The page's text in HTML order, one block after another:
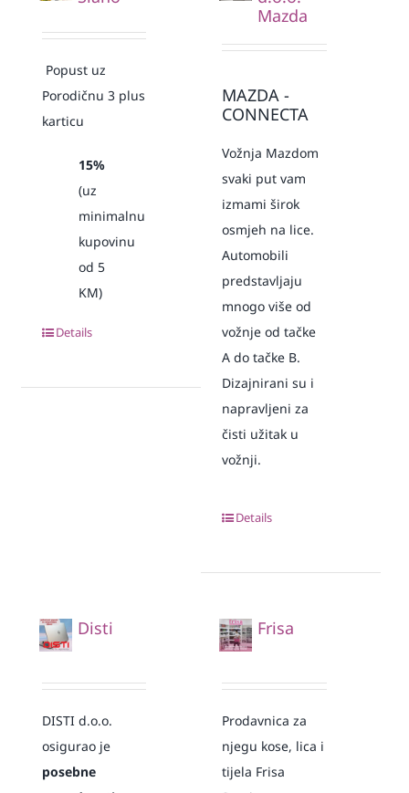
Popust uz
Porodičnu 3 plus
karticu
15%
(uz
minimalnu
kupovinu
od 5
KM)
Details
Mazda
MAZDA -
CONNECTA
Vožnja Mazdom
svaki put vam
izmami širok
osmjeh na lice.
Automobili
predstavljaju
mnogo više od
vožnje od tačke
A do tačke B.
Dizajnirani su i
napravljeni za
čisti užitak u
vožnji.
Details
Disti
DISTI d.o.o.
osigurao je
posebne
Frisa
Prodavnica za
njegu kose, lica i
tijela Frisa